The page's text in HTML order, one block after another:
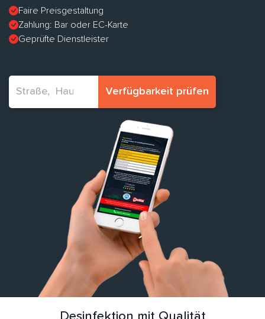
Faire Preisgestaltung
Zahlung: Bar oder EC-Karte
Geprüfte Dienstleister
Verfügbarkeit prüfen